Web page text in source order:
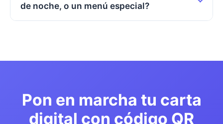
de noche, o un menú especial?
Pon en marcha tu carta
digital con código QR